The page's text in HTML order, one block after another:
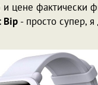
цене фактически
Bip - просто супер,